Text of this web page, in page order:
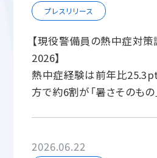
プレスリリース
【現役警備員の熱中症対
2026】
熱中症経験は前年比
方で約6割が「暑さそのもの
2026.06.22